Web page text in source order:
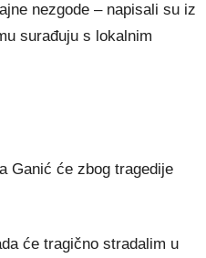
nezgode – napisali su iz
surađuju s lokalnim
Ganić će zbog tragedije
će tragično stradalim u